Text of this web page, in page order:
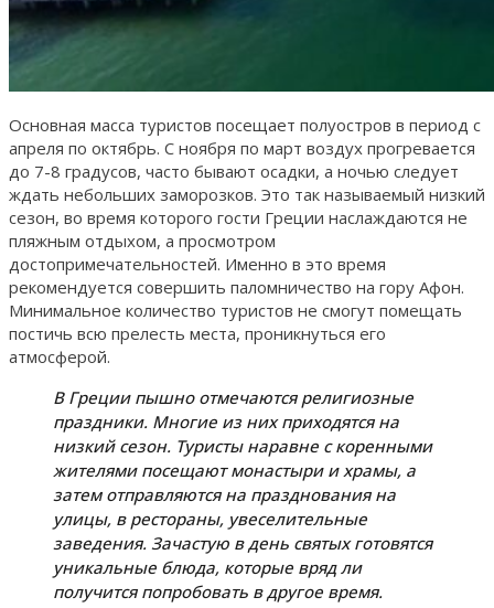
Основная масса туристов посещает полуостров в период с
апреля по октябрь. С ноября по март воздух прогревается
до 7-8 градусов, часто бывают осадки, а ночью следует
ждать небольших заморозков. Это так называемый низкий
сезон, во время которого гости Греции наслаждаются не
пляжным отдыхом, а просмотром
достопримечательностей. Именно в это время
рекомендуется совершить паломничество на гору Афон.
Минимальное количество туристов не смогут помещать
постичь всю прелесть места, проникнуться его
атмосферой.
В Греции пышно отмечаются религиозные
праздники. Многие из них приходятся на
низкий сезон. Туристы наравне с коренными
жителями посещают монастыри и храмы, а
затем отправляются на празднования на
улицы, в рестораны, увеселительные
заведения. Зачастую в день святых готовятся
уникальные блюда, которые вряд ли
получится попробовать в другое время.